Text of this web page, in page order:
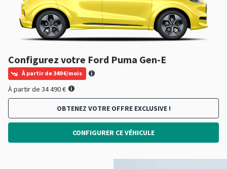
Configurez votre Ford Puma Gen-E
À partir de 349 €/mois
À partir de 34 490 €
OBTENEZ VOTRE OFFRE EXCLUSIVE !
CONFIGURER CE VÉHICULE